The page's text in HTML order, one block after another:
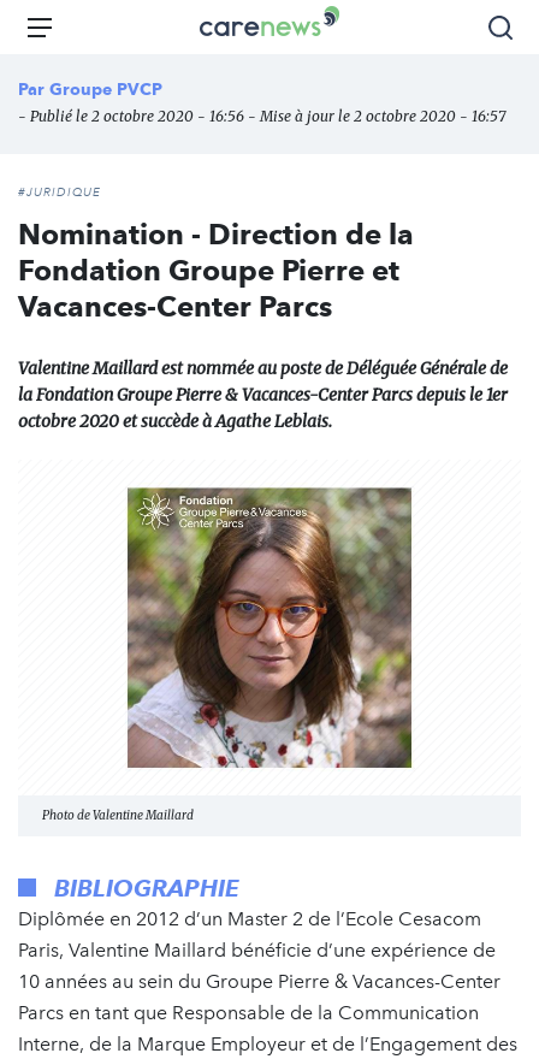
Aller
principal
Carenews,
des
Menu
Par Groupe PVCP
- Publié le 2 octobre 2020 - 16:56 - Mise à jour le 2 octobre 2020 - 16:57
#JURIDIQUE
Nomination - Direction de la
Fondation Groupe Pierre et
Vacances-Center Parcs
Valentine Maillard est nommée au poste de Déléguée Générale de
la Fondation Groupe Pierre & Vacances-Center Parcs depuis le 1er
octobre 2020 et succède à Agathe Leblais.
Photo de Valentine Maillard
BIBLIOGRAPHIE
Diplômée en 2012 d’un Master 2 de l’Ecole Cesacom
Paris, Valentine Maillard bénéficie d’une expérience de
10 années au sein du Groupe Pierre & Vacances-Center
Parcs en tant que Responsable de la Communication
Interne, de la Marque Employeur et de l’Engagement des